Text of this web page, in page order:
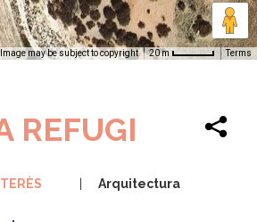
Image may be subject to copyright 20 m Terms
REFUGI
Arquitectura